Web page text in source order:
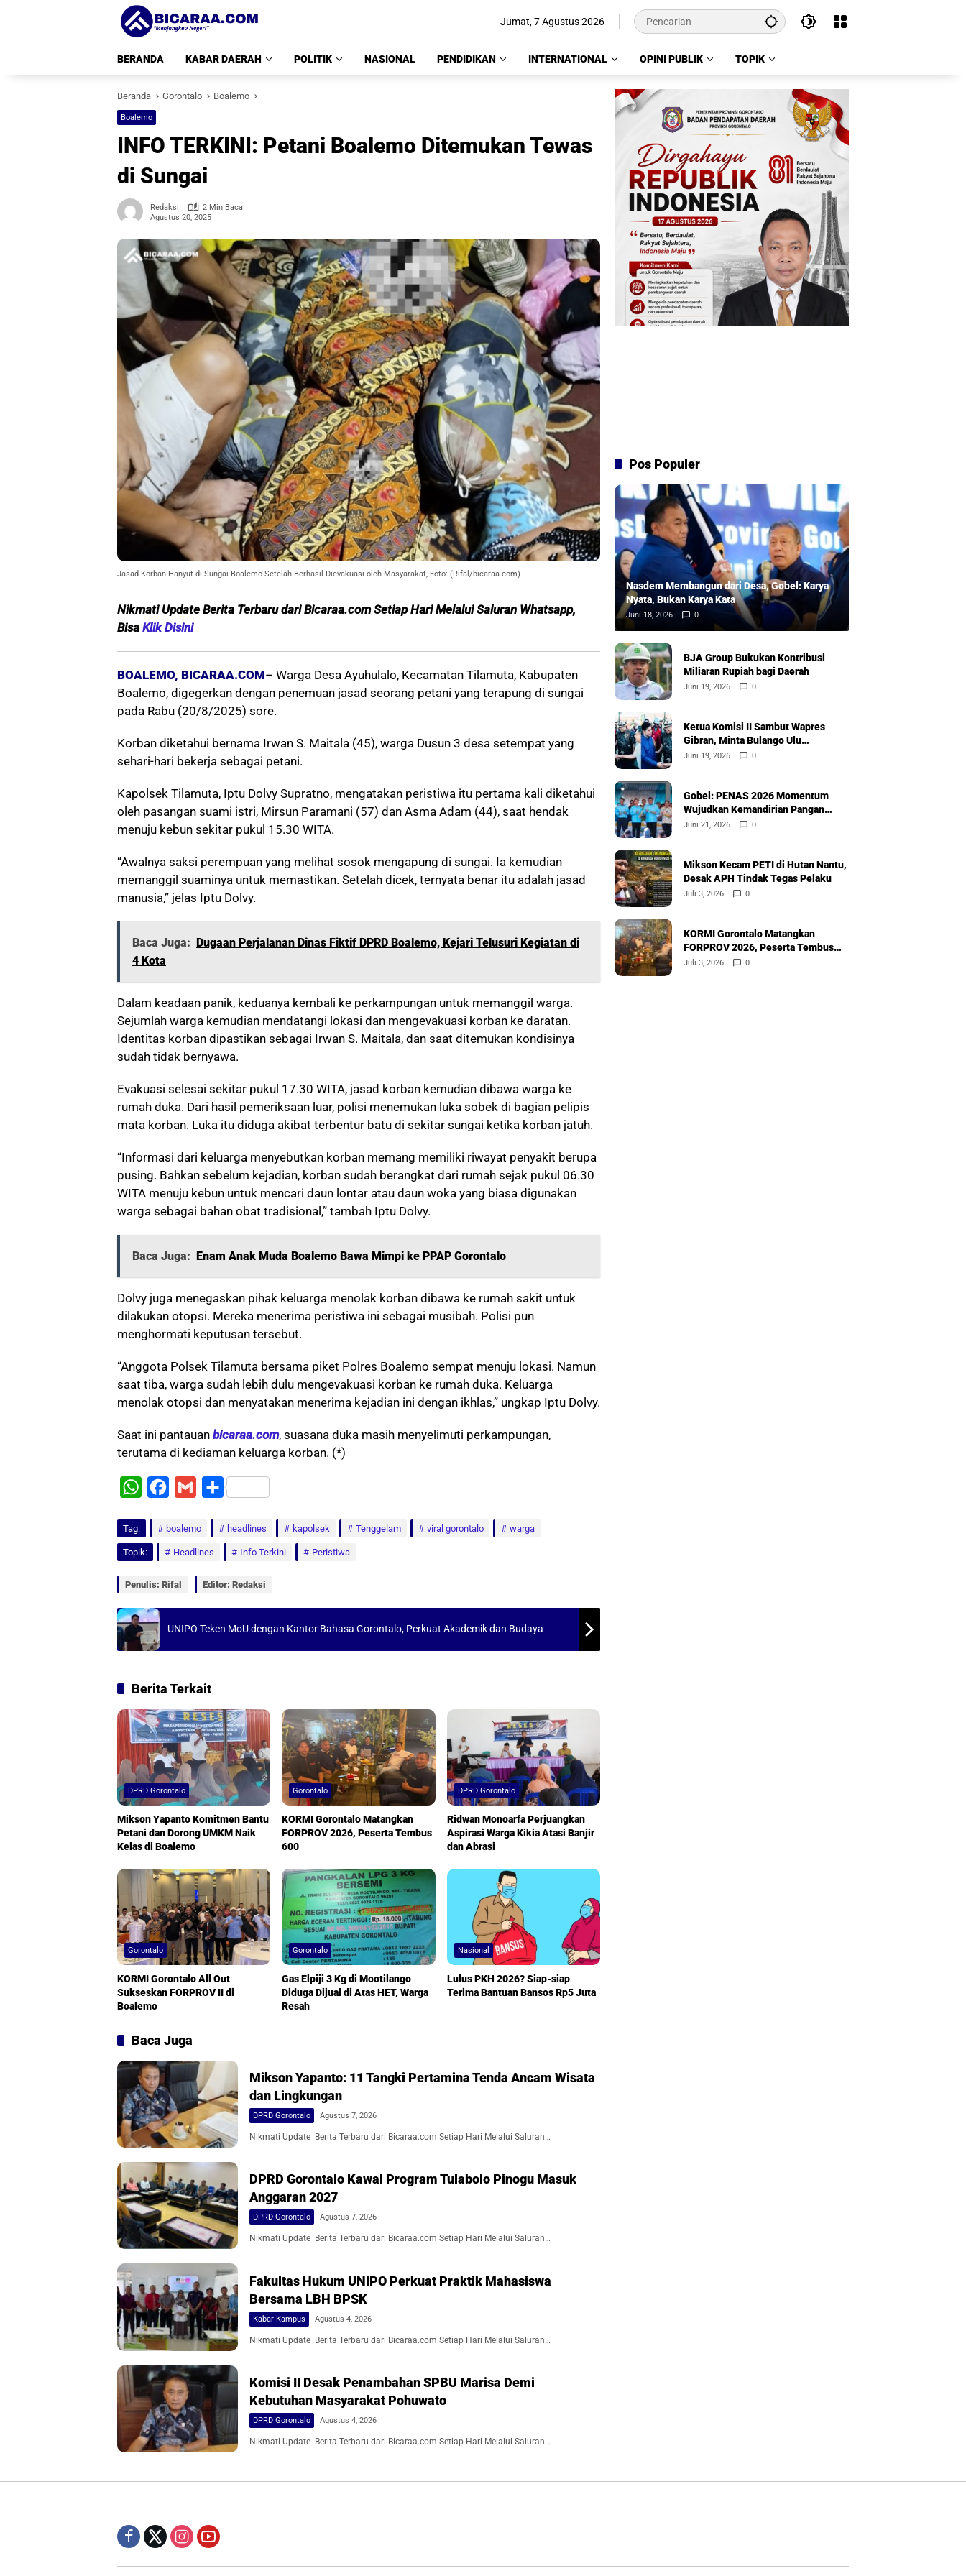
Jumat, 7 Agustus 2026
BERANDA KABAR DAERAH POLITIK NASIONAL PENDIDIKAN INTERNATIONAL OPINI PUBLIK TOPIK
Beranda Gorontalo Boalemo
Boalemo
INFO TERKINI: Petani Boalemo Ditemukan Tewas
di Sungai
Redaksi
2 Min Baca
Agustus 20, 2025
Jasad Korban Hanyut di Sungai Boalemo Setelah Berhasil Dievakuasi oleh Masyarakat, Foto: (Rifal/bicaraa.com)
Nikmati Update Berita Terbaru dari Bicaraa.com Setiap Hari Melalui Saluran Whatsapp,
Bisa Klik Disini
BOALEMO, BICARAA.COM– Warga Desa Ayuhulalo, Kecamatan Tilamuta, Kabupaten
Boalemo, digegerkan dengan penemuan jasad seorang petani yang terapung di sungai
pada Rabu (20/8/2025) sore.
Korban diketahui bernama Irwan S. Maitala (45), warga Dusun 3 desa setempat yang
sehari-hari bekerja sebagai petani.
Kapolsek Tilamuta, Iptu Dolvy Supratno, mengatakan peristiwa itu pertama kali diketahui
oleh pasangan suami istri, Mirsun Paramani (57) dan Asma Adam (44), saat hendak
menuju kebun sekitar pukul 15.30 WITA.
“Awalnya saksi perempuan yang melihat sosok mengapung di sungai. Ia kemudian
memanggil suaminya untuk memastikan. Setelah dicek, ternyata benar itu adalah jasad
manusia,” jelas Iptu Dolvy.
Baca Juga: Dugaan Perjalanan Dinas Fiktif DPRD Boalemo, Kejari Telusuri Kegiatan di
4 Kota
Dalam keadaan panik, keduanya kembali ke perkampungan untuk memanggil warga.
Sejumlah warga kemudian mendatangi lokasi dan mengevakuasi korban ke daratan.
Identitas korban dipastikan sebagai Irwan S. Maitala, dan saat ditemukan kondisinya
sudah tidak bernyawa.
Evakuasi selesai sekitar pukul 17.30 WITA, jasad korban kemudian dibawa warga ke
rumah duka. Dari hasil pemeriksaan luar, polisi menemukan luka sobek di bagian pelipis
mata korban. Luka itu diduga akibat terbentur batu di sekitar sungai ketika korban jatuh.
“Informasi dari keluarga menyebutkan korban memang memiliki riwayat penyakit berupa
pusing. Bahkan sebelum kejadian, korban sudah berangkat dari rumah sejak pukul 06.30
WITA menuju kebun untuk mencari daun lontar atau daun woka yang biasa digunakan
warga sebagai bahan obat tradisional,” tambah Iptu Dolvy.
Baca Juga: Enam Anak Muda Boalemo Bawa Mimpi ke PPAP Gorontalo
Dolvy juga menegaskan pihak keluarga menolak korban dibawa ke rumah sakit untuk
dilakukan otopsi. Mereka menerima peristiwa ini sebagai musibah. Polisi pun
menghormati keputusan tersebut.
“Anggota Polsek Tilamuta bersama piket Polres Boalemo sempat menuju lokasi. Namun
saat tiba, warga sudah lebih dulu mengevakuasi korban ke rumah duka. Keluarga
menolak otopsi dan menyatakan menerima kejadian ini dengan ikhlas,” ungkap Iptu Dolvy.
Saat ini pantauan bicaraa.com, suasana duka masih menyelimuti perkampungan,
terutama di kediaman keluarga korban. (*)
W
t
p
p
c
e
a
i
l
S
a
Tag: boalemo headlines kapolsek Tenggelam viral gorontalo warga
Topik: Headlines Info Terkini Peristiwa
Penulis: Rifal Editor: Redaksi
UNIPO Teken MoU dengan Kantor Bahasa Gorontalo, Perkuat Akademik dan Budaya
Berita Terkait
DPRD Gorontalo
Mikson Yapanto Komitmen Bantu
Petani dan Dorong UMKM Naik
Kelas di Boalemo
Gorontalo
KORMI Gorontalo Matangkan
FORPROV 2026, Peserta Tembus
600
DPRD Gorontalo
Ridwan Monoarfa Perjuangkan
Aspirasi Warga Kikia Atasi Banjir
dan Abrasi
Gorontalo
KORMI Gorontalo All Out
Sukseskan FORPROV II di
Boalemo
Gorontalo
Gas Elpiji 3 Kg di Mootilango
Diduga Dijual di Atas HET, Warga
Resah
Nasional
Lulus PKH 2026? Siap-siap
Terima Bantuan Bansos Rp5 Juta
Baca Juga
Mikson Yapanto: 11 Tangki Pertamina Tenda Ancam Wisata
dan Lingkungan
DPRD Gorontalo Agustus 7, 2026
Nikmati Update Berita Terbaru dari Bicaraa.com Setiap Hari Melalui Saluran…
DPRD Gorontalo Kawal Program Tulabolo Pinogu Masuk
Anggaran 2027
DPRD Gorontalo Agustus 7, 2026
Nikmati Update Berita Terbaru dari Bicaraa.com Setiap Hari Melalui Saluran…
Fakultas Hukum UNIPO Perkuat Praktik Mahasiswa
Bersama LBH BPSK
Kabar Kampus Agustus 4, 2026
Nikmati Update Berita Terbaru dari Bicaraa.com Setiap Hari Melalui Saluran…
Komisi II Desak Penambahan SPBU Marisa Demi
Kebutuhan Masyarakat Pohuwato
DPRD Gorontalo Agustus 4, 2026
Nikmati Update Berita Terbaru dari Bicaraa.com Setiap Hari Melalui Saluran…
Pos Populer
Nasdem Membangun dari Desa, Gobel: Karya
Nyata, Bukan Karya Kata
Juni 18, 2026 0
BJA Group Bukukan Kontribusi
Miliaran Rupiah bagi Daerah
Juni 19, 2026 0
Ketua Komisi II Sambut Wapres
Gibran, Minta Bulango Ulu
Diprioritaskan
Juni 19, 2026 0
Gobel: PENAS 2026 Momentum
Wujudkan Kemandirian Pangan
Nasional
Juni 21, 2026 0
Mikson Kecam PETI di Hutan Nantu,
Desak APH Tindak Tegas Pelaku
Juli 3, 2026 0
KORMI Gorontalo Matangkan
FORPROV 2026, Peserta Tembus
600
Juli 3, 2026 0